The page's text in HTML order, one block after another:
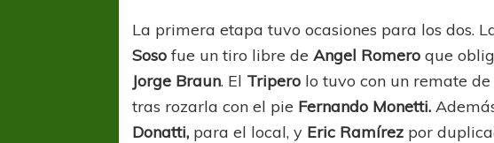
La primera etapa tuvo ocasiones para los dos.
Sosofue un tiro libre deAngel Romeroque
Jorge Braun. El Tripero lo tuvo con un remate de
tras rozarla con el pie Fernando Monetti.
Donatti, para el local, y Eric Ramírez por